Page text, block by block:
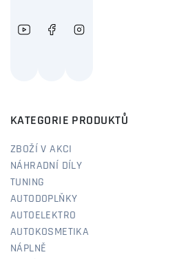
KATEGORIE PRODUKTŮ
ZBOŽÍ V AKCI
NÁHRADNÍ DÍLY
TUNING
AUTODOPLŇKY
AUTOELEKTRO
AUTOKOSMETIKA
NÁPLNĚ